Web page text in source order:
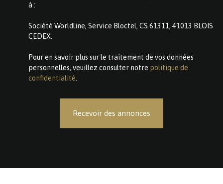
à :
Société Worldline, Service Bloctel, CS 61311, 41013 BLOIS
CEDEX.
Pour en savoir plus sur le traitement de vos données
personnelles, veuillez consulter notre politique de
confidentialité
Recevoir des annonces